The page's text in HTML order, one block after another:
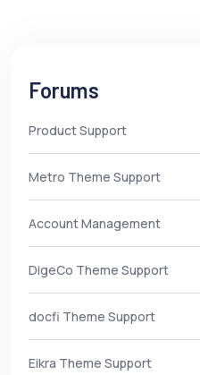
Forums
Product Support
Metro Theme Support
Account Management
DigeCo Theme Support
docfi Theme Support
Eikra Theme Support